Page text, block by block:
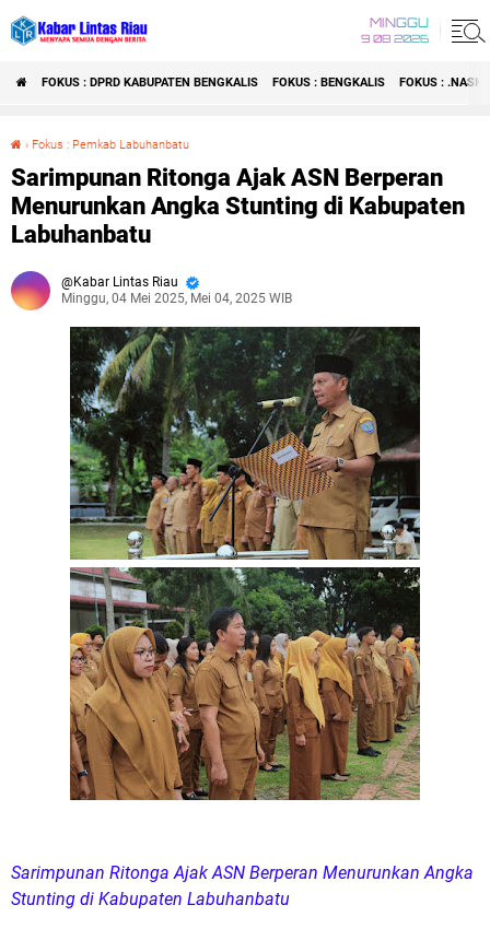
MINGGU
9 08 2026
FOKUS : DPRD KABUPATEN BENGKALIS FOKUS : BENGKALIS FOKUS :
› Fokus : Pemkab Labuhanbatu
Sarimpunan Ritonga Ajak ASN Berperan
Menurunkan Angka Stunting di Kabupaten
Labuhanbatu
Kabar Lintas Riau
Minggu, 04 Mei 2025, Mei 04, 2025 WIB
Sarimpunan Ritonga Ajak ASN Berperan Menurunkan Angka
Stunting di Kabupaten Labuhanbatu